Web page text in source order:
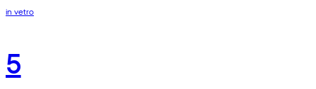
in vetro
5